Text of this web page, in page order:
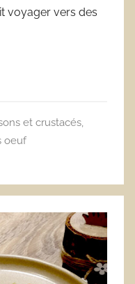
voyager vers des
et crustacés,
oeuf